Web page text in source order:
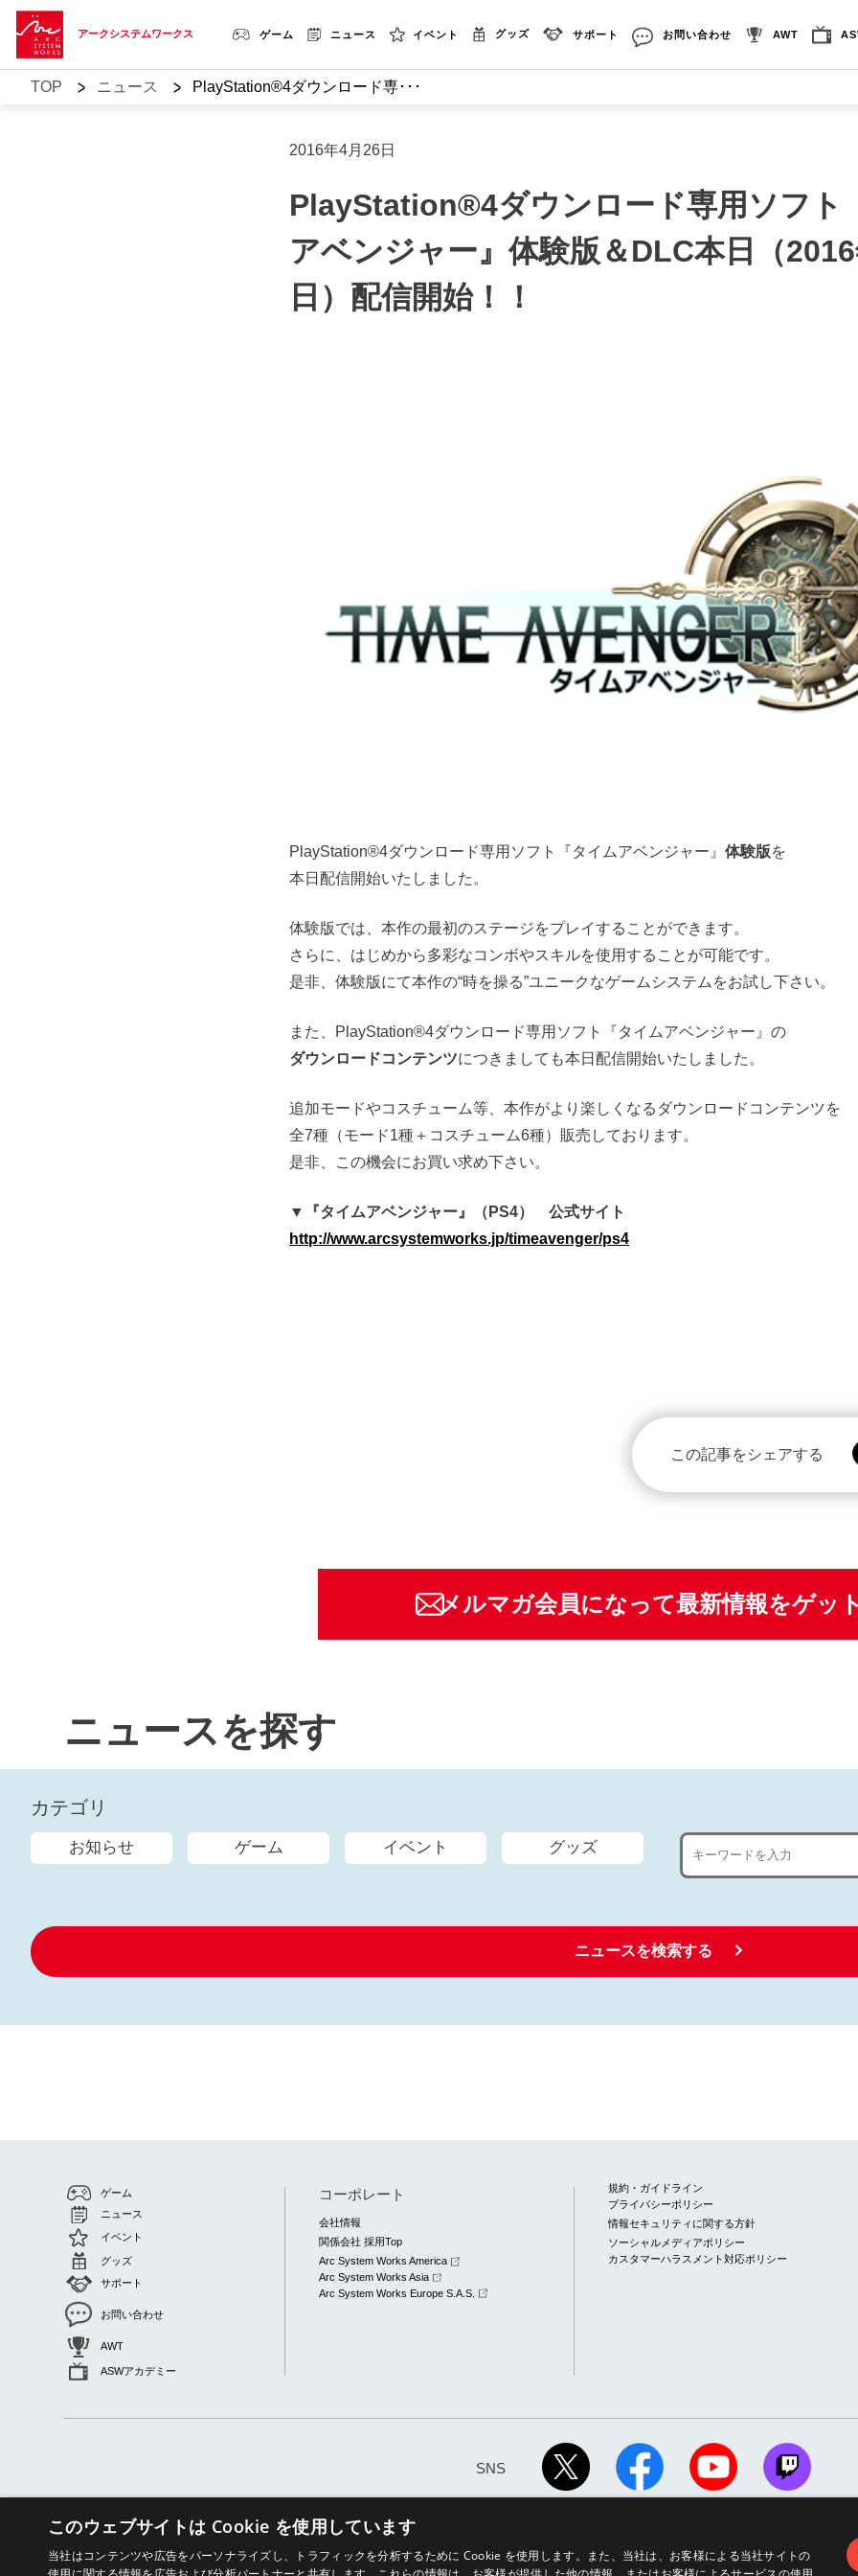
アークシステムワークス ゲーム ニュース イベント グッズ サポート お問い合わせ AWT
TOP > ニュース > PlayStation®4ダウンロード専･･･
2016年4月26日
PlayStation®4ダウンロード専用ソフト
アベンジャー』体験版＆DLC本日（
日）配信開始！！
PlayStation®4ダウンロード専用ソフト『タイムアベンジャー』 体験版を
本日配信開始いたしました。
体験版では、本作の最初のステージをプレイすることができます。
さらに、はじめから多彩なコンボやスキルを使用することが可能です。
是非、体験版にて本作の“時を操る”ユニークなゲームシステムをお試し下さい。
また、PlayStation®4ダウンロード専用ソフト『タイムアベンジャー』の
ダウンロードコンテンツにつきましても本日配信開始いたしました。
追加モードやコスチューム等、本作がより楽しくなるダウンロードコンテンツを
全7種（モード1種＋コスチューム6種）販売しております。
是非、この機会にお買い求め下さい。
▼『タイムアベンジャー』（PS4） 公式サイト
http://www.arcsystemworks.jp/timeavenger/ps4
この記事をシェアする
メルマガ会員になって最新情報をゲッ
ニュースを探す
カテゴリ
お知らせ ゲーム イベント グッズ
ニュースを検索する
ゲーム
ニュース
イベント
グッズ
サポート
お問い合わせ
AWT
ASWアカデミー
コーポレート
会社情報
関係会社 採用Top
Arc System Works America
Arc System Works Asia
Arc System Works Europe S.A.S.
規約・ガイドライン
プライバシーポリシー
情報セキュリティに関する方針
ソーシャルメディアポリシー
カスタマーハラスメント対応ポリシー
SNS
© ARC SYSTEM WORKS
このウェブサイトは Cookie を使用しています
当社はコンテンツや広告をパーソナライズし、トラフィックを分析するために Cookie を使用します。また、当社は、お客様による当社サイトの